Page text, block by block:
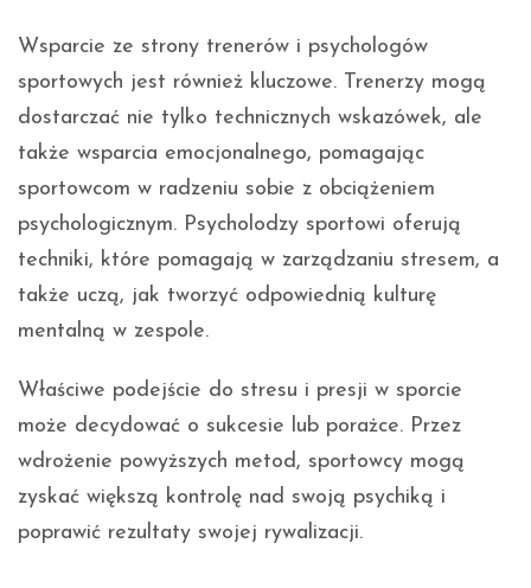
Wsparcie ze strony trenerów i psychologów
sportowych jest również kluczowe. Trenerzy mogą
dostarczać nie tylko technicznych wskazówek, ale
także wsparcia emocjonalnego, pomagając
sportowcom w radzeniu sobie z obciążeniem
psychologicznym. Psycholodzy sportowi oferują
techniki, które pomagają w zarządzaniu stresem, a
także uczą, jak tworzyć odpowiednią kulturę
mentalną w zespole.
Właściwe podejście do stresu i presji w sporcie
może decydować o sukcesie lub porażce. Przez
wdrożenie powyższych metod, sportowcy mogą
zyskać większą kontrolę nad swoją psychiką i
poprawić rezultaty swojej rywalizacji.